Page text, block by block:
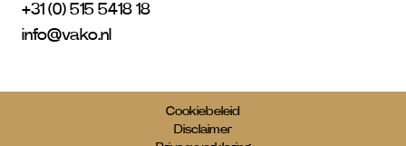
+31 (0) 515 5418 18
info@vako.nl
Cookiebeleid
Disclaimer